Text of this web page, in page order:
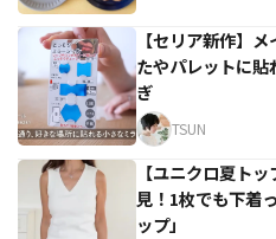
【セリア新作】
たやパレットに
ぎ
TSUN
【ユニクロ夏ト
見！1枚でも下着
ップ」